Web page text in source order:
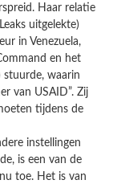
Haar relatie
uitgelekte)
in Venezuela,
en het
stuurde, waarin
van USAID”. Zij
tijdens de
instellingen
is een van de
toe. Het is van